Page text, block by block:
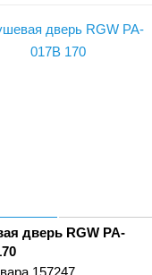
дверь RGW PA-
157247